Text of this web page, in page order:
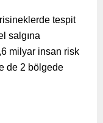
tespit
salgına
milyar insan risk
de 2 bölgede